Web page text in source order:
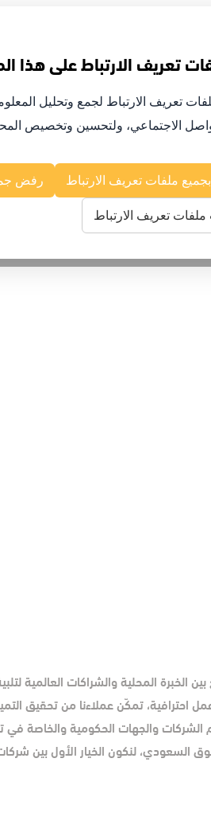
تعريف الارتباط على هذا
تعريف الارتباط لجمع وتحليل
الاجتماعي، ولتحسين وتخصيص
ملفات تعريف الارتباط رفض
ملفات تعريف الارتباط
المحلية والشراكات العالمية
احترافية، تمكّن عملاءنا من تحقيق
والجهات الحكومية والخاصة في
تنافسية السوق السعودي، لنكون الخيار الأول